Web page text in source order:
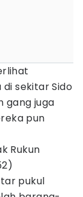
sekitar Sido
gang juga
pun
Rukun
pukul